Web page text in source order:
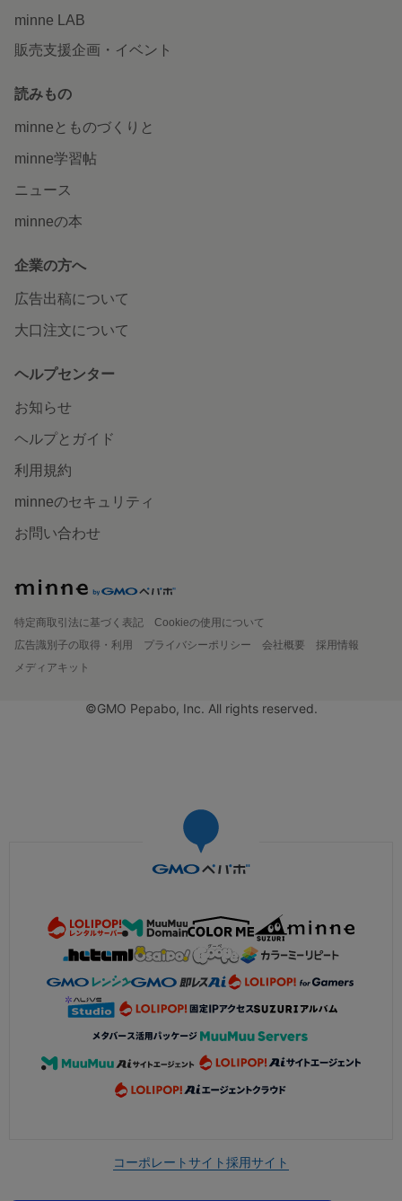
minne LAB
販売支援企画・イベント
読みもの
minneとものづくりと
minne学習帖
ニュース
minneの本
企業の方へ
広告出稿について
大口注文について
ヘルプセンター
お知らせ
ヘルプとガイド
利用規約
minneのセキュリティ
お問い合わせ
特定商取引法に基づく表記
Cookieの使用について
広告識別子の取得・利用
プライバシーポリシー 会社概要
採用情報
メディアキット
©GMO Pepabo, Inc. All rights reserved.
コーポレートサイト採用サイト